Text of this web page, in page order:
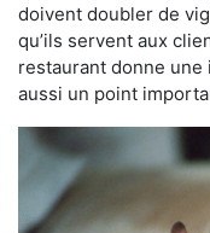
doivent doubler de
qu’ils servent aux
restaurant donne
aussi un point